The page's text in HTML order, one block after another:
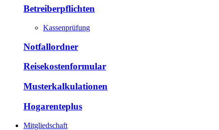
Betreiberpflichten
Kassenprüfung
Notfallordner
Reisekostenformular
Musterkalkulationen
Hogarenteplus
Mitgliedschaft